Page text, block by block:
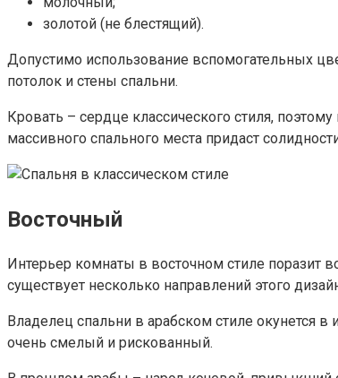
золотой (не блестящий).
Допустимо использование вспомогательных
потолок и стены спальни.
Кровать – сердце классического стиля,
массивного спального места придаст
Восточный
Интерьер комнаты в восточном стиле поразит
существует несколько направлений этого
Владелец спальни в арабском стиле окунется
очень смелый и рискованный.